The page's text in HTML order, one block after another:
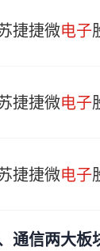
捷捷微电子
捷捷微电子
捷捷微电子
通信两大板